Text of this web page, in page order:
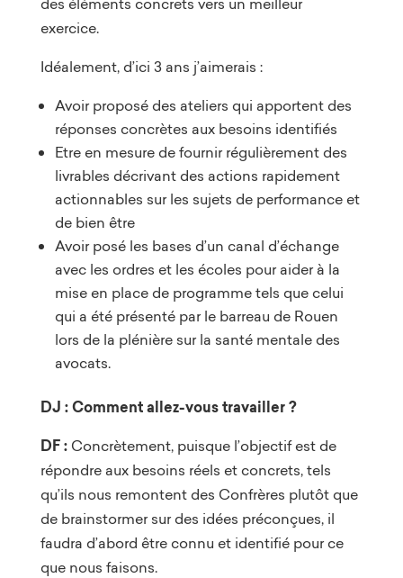
exercice.
Idéalement, d’ici 3 ans j’aimerais :
Avoir proposé des ateliers qui apportent des
réponses concrètes aux besoins identifiés
Etre en mesure de fournir régulièrement des
livrables décrivant des actions rapidement
actionnables sur les sujets de performance et
de bien être
Avoir posé les bases d’un canal d’échange
avec les ordres et les écoles pour aider à la
mise en place de programme tels que celui
qui a été présenté par le barreau de Rouen
lors de la plénière sur la santé mentale des
avocats.
DJ : Comment allez-vous travailler ?
DF :Concrètement, puisque l’objectif est de
répondre aux besoins réels et concrets, tels
qu’ils nous remontent des Confrères plutôt que
de brainstormer sur des idées préconçues, il
faudra d’abord être connu et identifié pour ce
que nous faisons.